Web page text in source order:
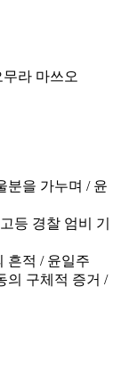
라 마쓰오
분을 가누며 / 윤
등 경찰 엄비 기
흔적 / 윤일주
의 구체적 증거 /